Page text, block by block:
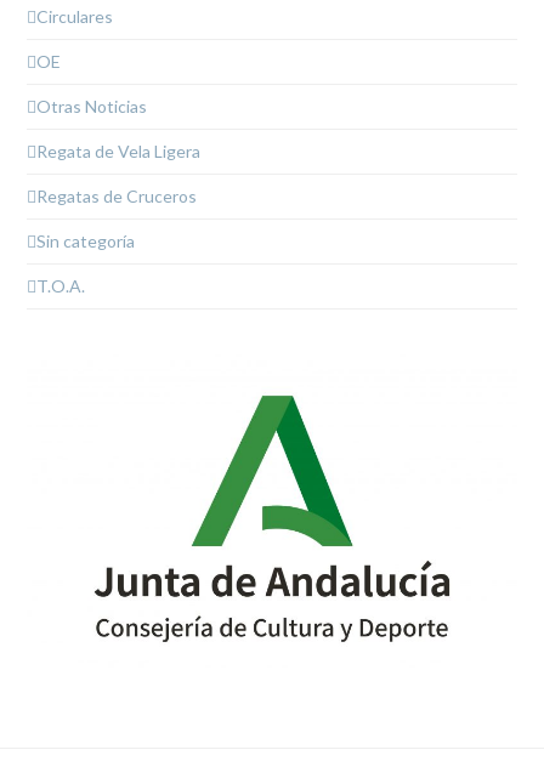
Circulares
OE
Otras Noticias
Regata de Vela Ligera
Regatas de Cruceros
Sin categoría
T.O.A.